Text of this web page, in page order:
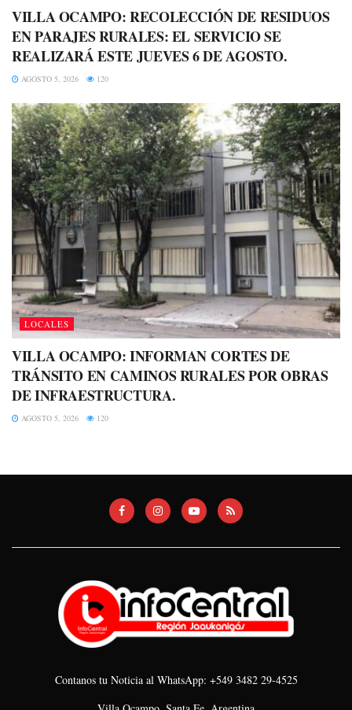
VILLA OCAMPO: RECOLECCIÓN DE RESIDUOS
EN PARAJES RURALES: EL SERVICIO SE
REALIZARÁ ESTE JUEVES 6 DE AGOSTO.
AGOSTO 5, 2026 120
LOCALES
VILLA OCAMPO: INFORMAN CORTES DE
TRÁNSITO EN CAMINOS RURALES POR OBRAS
DE INFRAESTRUCTURA.
AGOSTO 5, 2026 120
Contanos tu Noticia al WhatsApp: +549 3482 29-4525